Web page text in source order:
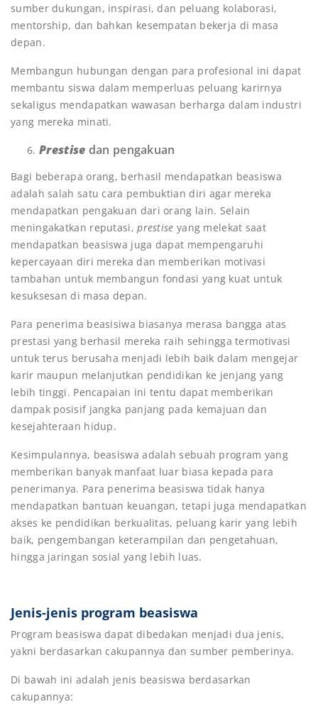
sumber dukungan, inspirasi, dan peluang kolaborasi,
mentorship, dan bahkan kesempatan bekerja di masa
depan.
Membangun hubungan dengan para profesional ini dapat
membantu siswa dalam memperluas peluang karirnya
sekaligus mendapatkan wawasan berharga dalam industri
yang mereka minati.
Prestise dan pengakuan
Bagi beberapa orang, berhasil mendapatkan beasiswa
adalah salah satu cara pembuktian diri agar mereka
mendapatkan pengakuan dari orang lain. Selain
meningakatkan reputasi,prestise yang melekat saat
mendapatkan beasiswa juga dapat mempengaruhi
kepercayaan diri mereka dan memberikan motivasi
tambahan untuk membangun fondasi yang kuat untuk
kesuksesan di masa depan.
Para penerima beasisiwa biasanya merasa bangga atas
prestasi yang berhasil mereka raih sehingga termotivasi
untuk terus berusaha menjadi lebih baik dalam mengejar
karir maupun melanjutkan pendidikan ke jenjang yang
lebih tinggi. Pencapaian ini tentu dapat memberikan
dampak posisif jangka panjang pada kemajuan dan
kesejahteraan hidup.
Kesimpulannya, beasiswa adalah sebuah program yang
memberikan banyak manfaat luar biasa kepada para
penerimanya. Para penerima beasiswa tidak hanya
mendapatkan bantuan keuangan, tetapi juga mendapatkan
akses ke pendidikan berkualitas, peluang karir yang lebih
baik, pengembangan keterampilan dan pengetahuan,
hingga jaringan sosial yang lebih luas.
Jenis-jenis program beasiswa
Program beasiswa dapat dibedakan menjadi dua jenis,
yakni berdasarkan cakupannya dan sumber pemberinya.
Di bawah ini adalah jenis beasiswa berdasarkan
cakupannya: